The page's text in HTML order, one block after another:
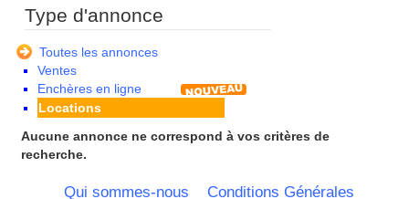
Type d'annonce
Toutes les annonces
Ventes
Enchères en ligne
Locations
Aucune annonce ne correspond à vos critères de
recherche.
Qui sommes-nous
Conditions Générales